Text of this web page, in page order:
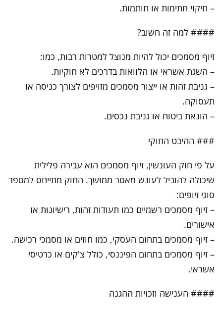
– חיקוי חתימות או חותמות.
#### למה זה חשוב?
זיוף מסמכים יכול להיות מנוצל למטרות רבות, כמו:
– השגת אשראי או הלוואות בדרכים לא חוקיות.
– גניבת זהות או ייצור מסמכים מזויפים לצורך כניסה או
תעסוקה.
– הונאת ביטוח או גניבת נכסים.
### ההיבט החוקי
על פי חוק העונשין, זיוף מסמכים הוא עבירה פלילית
שיכולה להוביל לעונש מאסר ממושך. החוק מתייחס למספר
סוגי זיופים:
– זיוף מסמכים רשמיים כמו תעודות זהות, רישיונות או
אישורים.
– זיוף מסמכים בתחום העסקי, כמו חוזים או מסמכי רכישה.
– זיוף מסמכים בתחום הפיננסי, כולל צ'קים או כרטיסי
אשראי.
#### הענישה וזכויות ההגנה